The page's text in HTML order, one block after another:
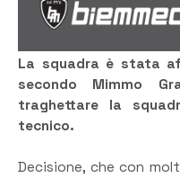
La squadra è stata
secondo Mimmo
traghettare la
tecnico.
Decisione, che con